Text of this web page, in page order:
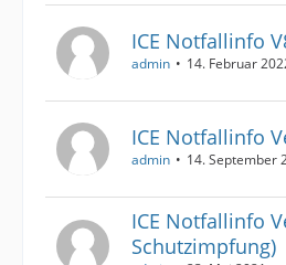
ICE Notfallinfo
admin 14. Februar
ICE Notfallinfo
admin 14. September
ICE Notfallinfo
Schutzimpfung)